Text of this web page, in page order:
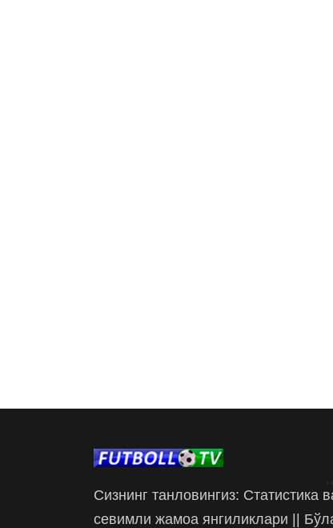
Сизнинг танловингиз: Статистика
севимли жамоа янгиликлари ||